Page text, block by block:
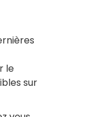
le
sur